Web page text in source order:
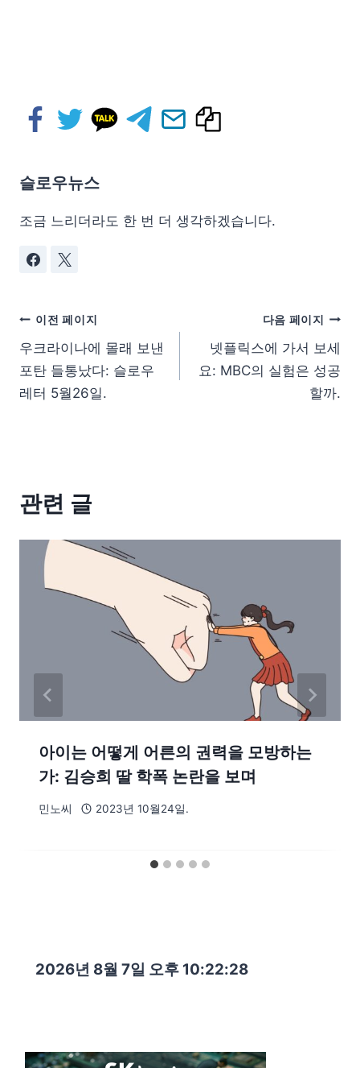
슬로우뉴스
조금 느리더라도 한 번 더 생각하겠습니다.
이전 페이지
우크라이나에 몰래 보낸
포탄 들통났다: 슬로우
레터 5월26일.
다음 페이지
넷플릭스에 가서 보세
요: MBC의 실험은 성공
할까.
관련 글
아이는 어떻게 어른의 권력을 모방하는
가: 김승희 딸 학폭 논란을 보며
민노씨 2023년 10월24일.
2026년 8월 7일 오후 10:22:29